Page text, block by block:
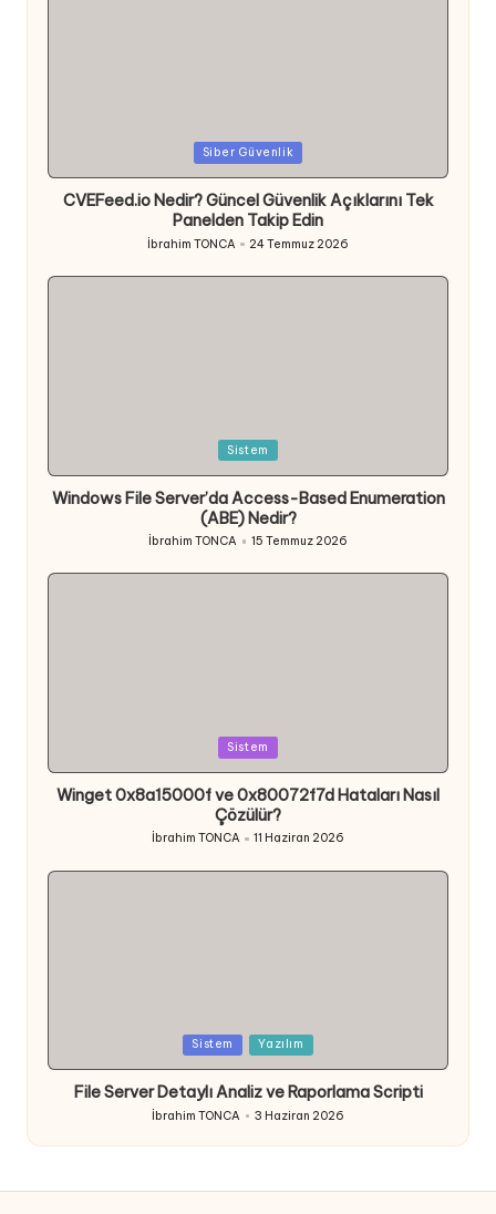
in
Siber Güvenlik
CVEFeed.io Nedir? Güncel Güvenlik Açıklarını Tek
Panelden Takip Edin
Posted
İbrahim TONCA 24 Temmuz 2026
in
Sistem
Windows File Server’da Access-Based Enumeration
(ABE) Nedir?
Posted
by
İbrahim TONCA 15 Temmuz 2026
in
Sistem
Winget 0x8a15000f ve 0x80072f7d Hataları Nasıl
Çözülür?
İbrahim TONCA 11 Haziran 2026
in
Sistem Yazılım
File Server Detaylı Analiz ve Raporlama Scripti
Posted
by
İbrahim TONCA 3 Haziran 2026